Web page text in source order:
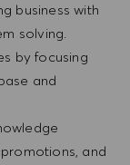
business with
solving.
by focusing
and
and